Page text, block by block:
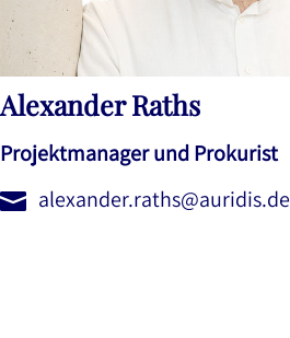
Alexander Raths
Projektmanager und Prokurist
alexander.raths@auridis.de